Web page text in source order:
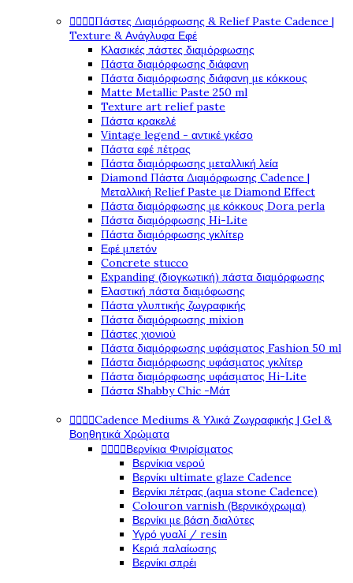
   Πάστες Διαμόρφωσης & Relief Paste Cadence |
Texture & Ανάγλυφα Εφέ
Κλασικές πάστες διαμόρφωσης
Πάστα διαμόρφωσης διάφανη
Πάστα διαμόρφωσης διάφανη με κόκκους
Matte Metallic Paste 250 ml
Texture art relief paste
Πάστα κρακελέ
Vintage legend - αντικέ γκέσο
Πάστα εφέ πέτρας
Πάστα διαμόρφωσης μεταλλική λεία
Diamond Πάστα Διαμόρφωσης Cadence |
Μεταλλική Relief Paste με Diamond Effect
Πάστα διαμόρφωσης με κόκκους Dora perla
Πάστα διαμόρφωσης Hi-Lite
Πάστα διαμόρφωσης γκλίτερ
Εφέ μπετόν
Concrete stucco
Expanding (διογκωτική) πάστα διαμόρφωσης
Ελαστική πάστα διαμόφωσης
Πάστα γλυπτικής ζωγραφικής
Πάστα διαμόρφωσης mixion
Πάστες χιονιού
Πάστα διαμόρφωσης υφάσματος Fashion 50 ml
Πάστα διαμόρφωσης υφάσματος γκλίτερ
Πάστα διαμόρφωσης υφάσματος Hi-Lite
Πάστα Shabby Chic -Μάτ
   Cadence Mediums & Υλικά Ζωγραφικής | Gel &
Βοηθητικά Χρώματα
   Βερνίκια Φινιρίσματος
Βερνίκια νερού
Βερνίκι ultimate glaze Cadence
Βερνίκι πέτρας (aqua stone Cadence)
Colouron varnish (Βερνικόχρωμα)
Βερνίκι με βάση διαλύτες
Υγρό γυαλί / resin
Κεριά παλαίωσης
Βερνίκι σπρέι